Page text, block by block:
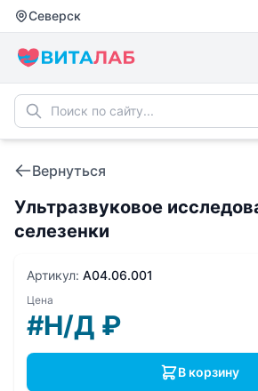
Северск
Вернуться
Ультразвуковое
селезенки
Артикул: A04.06.001
Цена
#Н/Д ₽
В корзину